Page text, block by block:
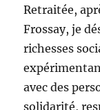
Retraitée,
Frossay, je
richesses
avec des
solidarité,